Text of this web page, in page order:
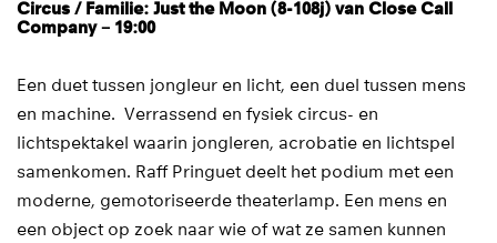
Circus / Familie: Just the Moon (8-108j) van Close Call
Company – 19:00
Een duet tussen jongleur en licht, een duel tussen mens
en machine. Verrassend en fysiek circus- en
lichtspektakel waarin jongleren, acrobatie en lichtspel
samenkomen. Raff Pringuet deelt het podium met een
moderne, gemotoriseerde theaterlamp. Een mens en
een object op zoek naar wie of wat ze samen kunnen